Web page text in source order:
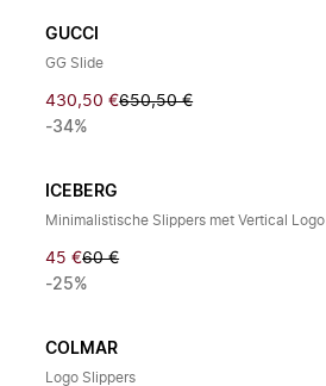
GUCCI
GG Slide
430,50 €650,50 €
-34%
ICEBERG
Minimalistische Slippers met Vertical Logo
45 €60 €
-25%
COLMAR
Logo Slippers